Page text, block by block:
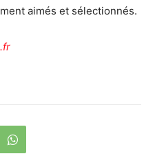
aimés et sélectionnés.